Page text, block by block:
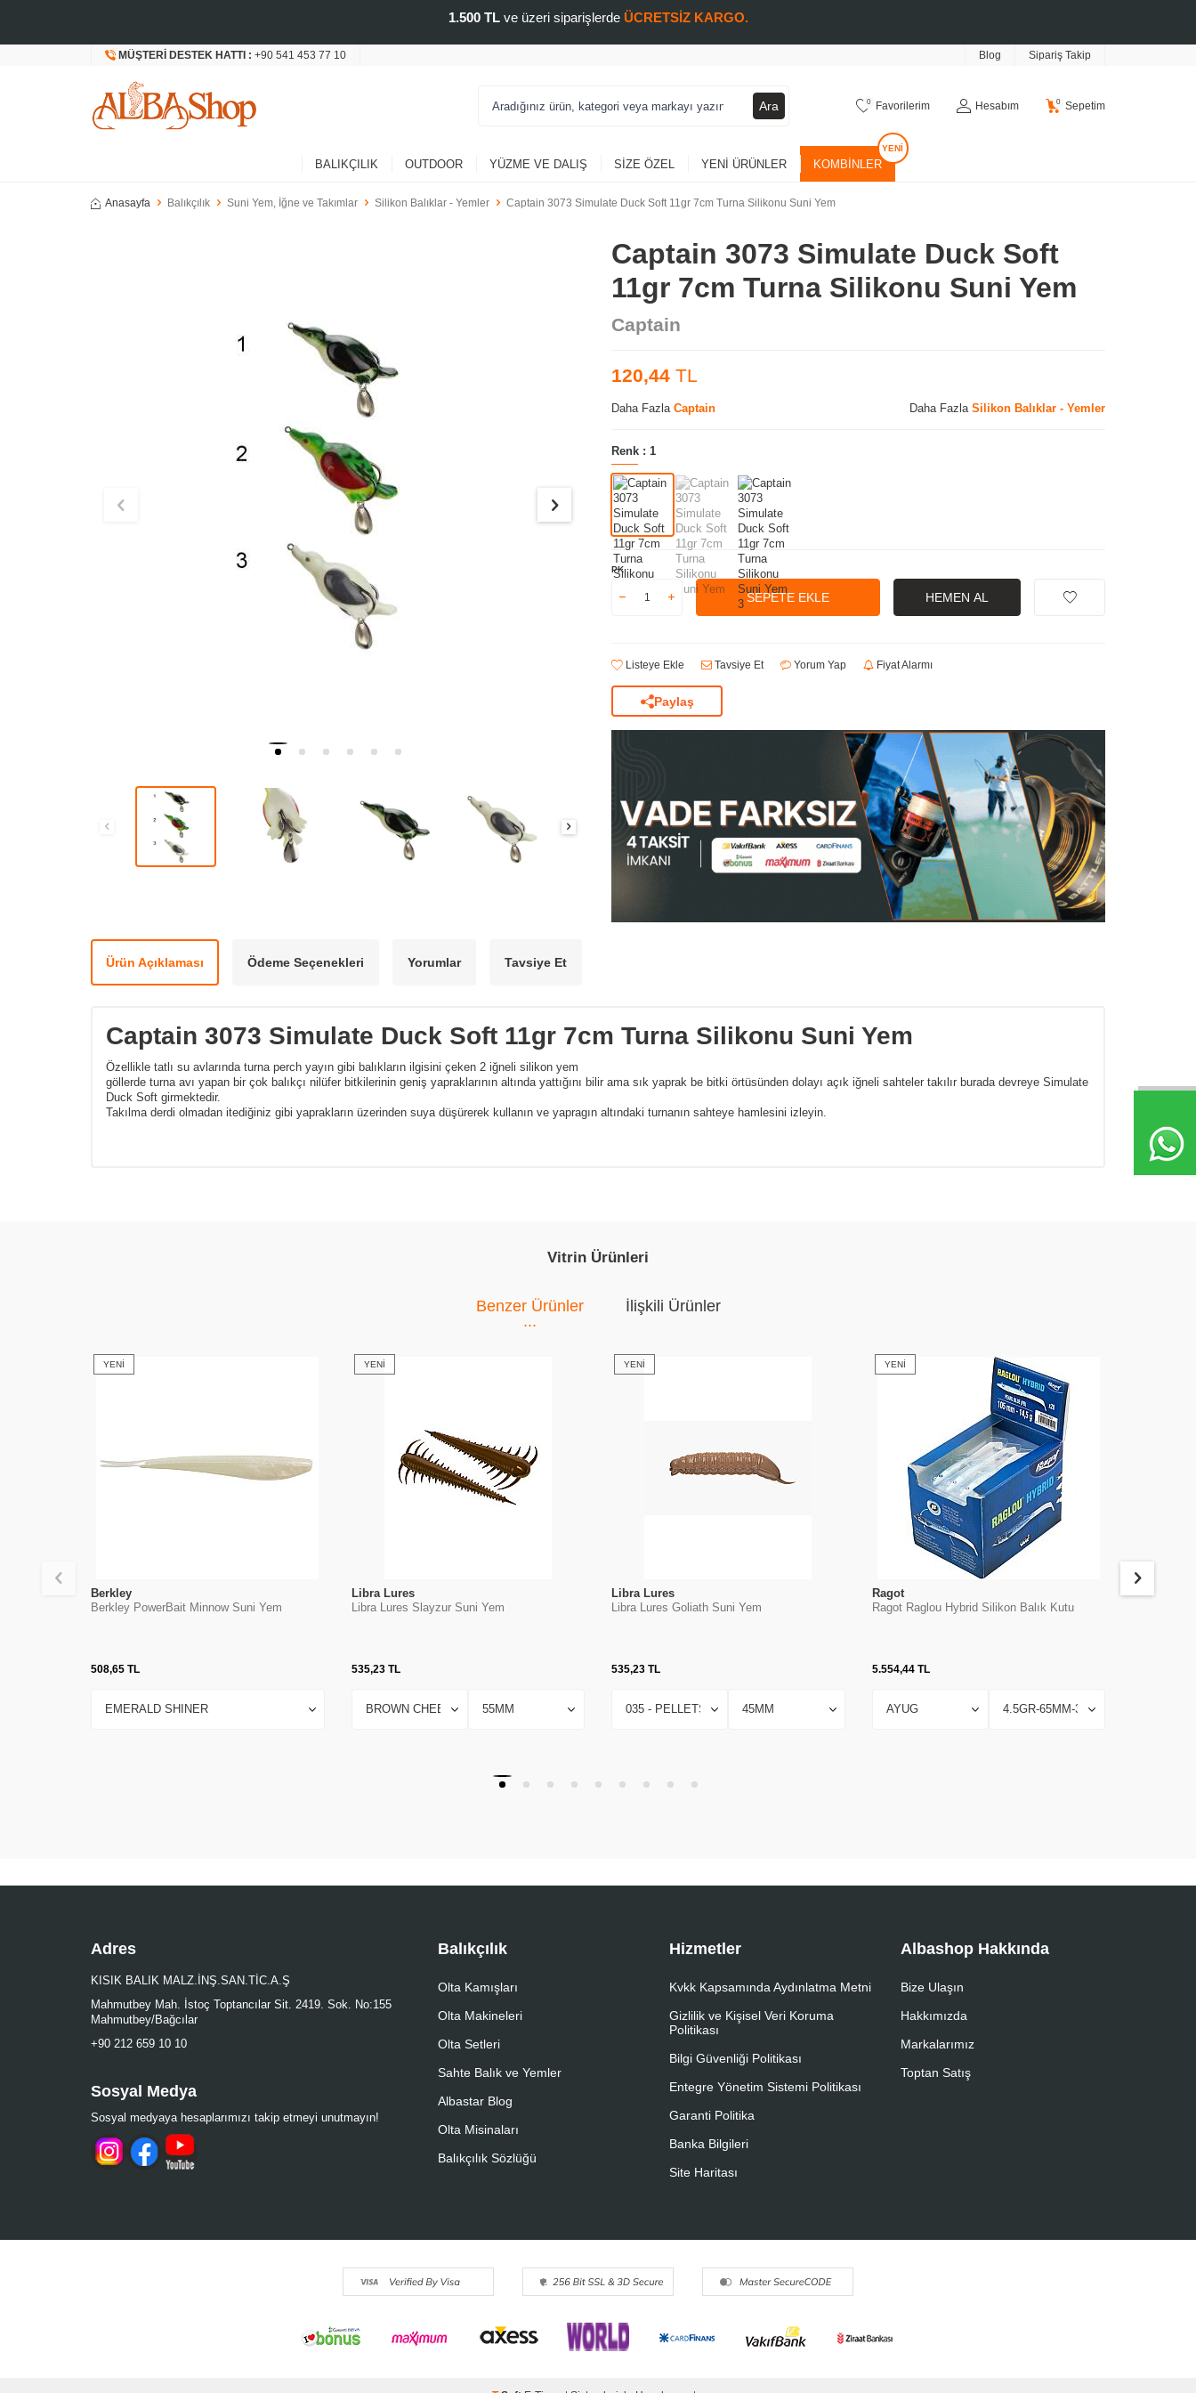
1.500 TLve üzeri siparişlerde ÜCRETSİZ KARGO.
MÜŞTERI DESTEK HATTI : +90 541 453 77 10 Blog Sipariş Takip
Ara 0 Favorilerim Hesabım 0 Sepetim
BALIKÇILIK OUTDOOR YÜZME VE DALIŞ SIZE ÖZEL YENI ÜRÜNLER KOMBINLER
Anasayfa Balıkçılık Suni Yem, İğne ve Takımlar Silikon Balıklar - Yemler Captain 3073 Simulate Duck Soft 11gr 7cm Turna Silikonu Suni Yem
Captain 3073 Simulate Duck Soft
11gr 7cm Turna Silikonu Suni Yem
Captain
120,44 TL
Daha Fazla Captain Daha Fazla Silikon Balıklar - Yemler
Renk : 1
PK
SEPETE EKLE HEMEN AL
Listeye Ekle Tavsiye Et Yorum Yap Fiyat Alarmı
Paylaş
Ürün Açıklaması Ödeme Seçenekleri Yorumlar Tavsiye Et
Captain 3073 Simulate Duck Soft 11gr 7cm Turna Silikonu Suni Yem
Özellikle tatlı su avlarında turna perch yayın gibi balıkların ilgisini çeken 2 iğneli silikon yem
göllerde turna avı yapan bir çok balıkçı nilüfer bitkilerinin geniş yapraklarının altında yattığını bilir ama sık yaprak be bitki örtüsünden dolayı açık iğneli sahteler takılır burada devreye Simulate
Duck Soft girmektedir.
Takılma derdi olmadan itediğiniz gibi yaprakların üzerinden suya düşürerek kullanın ve yapragın altındaki turnanın sahteye hamlesini izleyin.
Vitrin Ürünleri
Benzer Ürünler İlişkili Ürünler
YENI
Berkley
Berkley PowerBait Minnow Suni Yem
508,65 TL
YENI
Libra Lures
Libra Lures Slayzur Suni Yem
535,23TL
YENI
Libra Lures
Libra Lures Goliath Suni Yem
535,23 TL
YENI
Ragot
Ragot Raglou Hybrid Silikon Balık Kutu
5.554,44TL
Berkley
Adres
KISIK BALIK MALZ.İNŞ.SAN.TİC.A.Ş
Mahmutbey Mah. İstoç Toptancılar Sit. 2419. Sok. No:155
Mahmutbey/Bağcılar
+90 212 659 10 10
Sosyal Medya
Sosyal medyaya hesaplarımızı takip etmeyi unutmayın!
Balıkçılık
Olta Kamışları
Olta Makineleri
Olta Setleri
Sahte Balık ve Yemler
Albastar Blog
Olta Misinaları
Balıkçılık Sözlüğü
Hizmetler
Kvkk Kapsamında Aydınlatma Metni
Gizlilik ve Kişisel Veri Koruma
Politikası
Bilgi Güvenliği Politikası
Entegre Yönetim Sistemi Politikası
Garanti Politika
Banka Bilgileri
Site Haritası
Albashop Hakkında
Bize Ulaşın
Hakkımızda
Markalarımız
Toptan Satış